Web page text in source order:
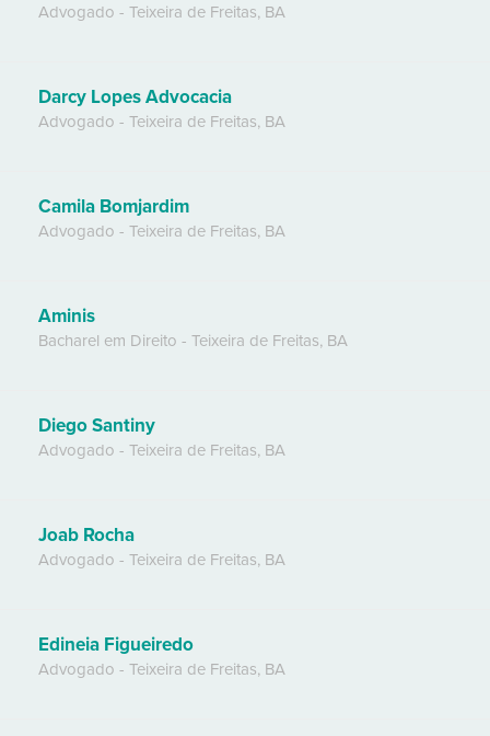
Advogado - Teixeira de Freitas, BA
Darcy Lopes Advocacia
Advogado - Teixeira de Freitas, BA
Camila Bomjardim
Advogado - Teixeira de Freitas, BA
Aminis
Bacharel em Direito - Teixeira de Freitas, BA
Diego Santiny
Advogado - Teixeira de Freitas, BA
Joab Rocha
Advogado - Teixeira de Freitas, BA
Edineia Figueiredo
Advogado - Teixeira de Freitas, BA